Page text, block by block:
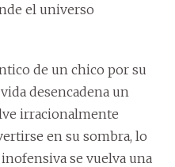
el universo
de un chico por su
desencadena un
irracionalmente
en su sombra, lo
se vuelva una